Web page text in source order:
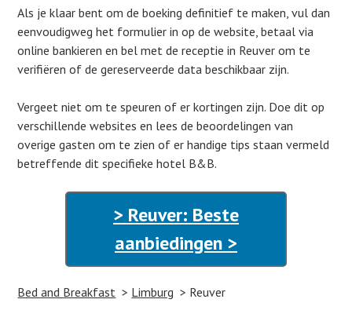
Als je klaar bent om de boeking definitief te maken, vul dan
eenvoudigweg het formulier in op de website, betaal via
online bankieren en bel met de receptie in Reuver om te
verifiëren of de gereserveerde data beschikbaar zijn.
Vergeet niet om te speuren of er kortingen zijn. Doe dit op
verschillende websites en lees de beoordelingen van
overige gasten om te zien of er handige tips staan vermeld
betreffende dit specifieke hotel B&B.
> Reuver: Beste
aanbiedingen >
Bed and Breakfast Limburg Reuver